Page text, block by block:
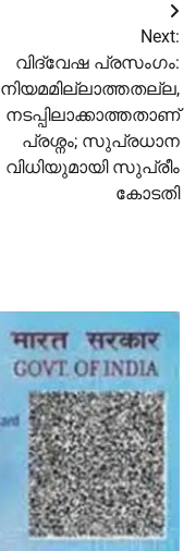
Next:
വിദ്വേഷ പ്രസംഗം:
നിയമമില്ലാത്തതല്ല,
നടപ്പിലാക്കാത്തതാണ്
പ്രശ്നം; സുപ്രധാന
വിധിയുമായി സുപ്രീം
കോടതി